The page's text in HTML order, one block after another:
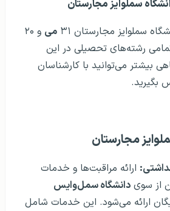
سملوایز مجارستان
سملوایز مجارستان ۳۱
می‌ و ۲۰
رشته‌های تحصیلی در این
بیشتر می‌توانید با کارشناسان
مجارستان
ارائه مراقبت‌ها و خدمات
از سوی دانشگاه سمل‌وایس
ارائه می‌شود. این خدمات شامل